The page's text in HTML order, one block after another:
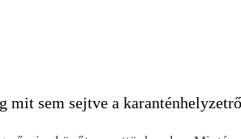
mit sem sejtve a